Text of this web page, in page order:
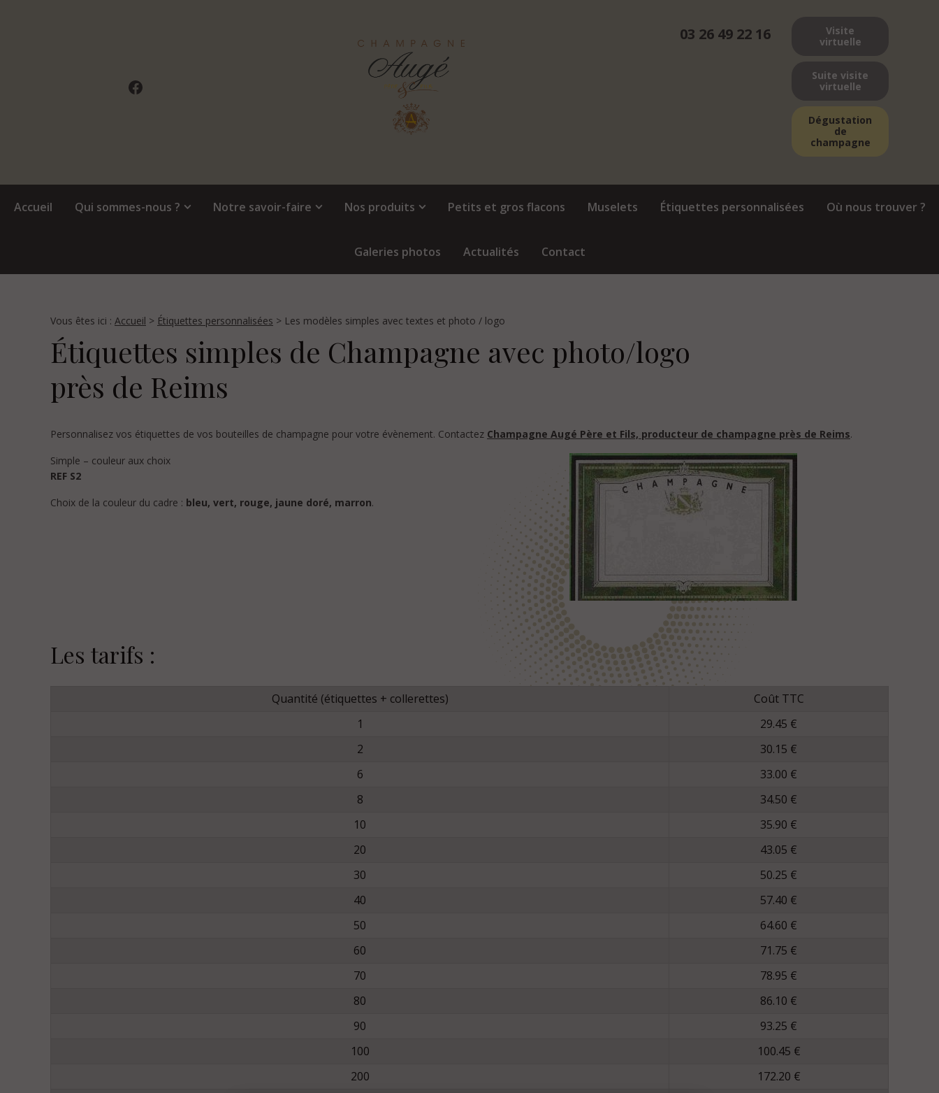
03 26 49 22 16
Visite
virtuelle
Suite visite
virtuelle
Dégustation
de
champagne
Accueil Qui sommes-nous ? Notre savoir-faire Nos produits Petits et gros flacons Muselets Étiquettes personnalisées Où nous trouver ?
Galeries photos Actualités Contact
Vous êtes ici : Accueil > Étiquettes personnalisées > Les modèles simples avec textes et photo / logo
Étiquettes simples de Champagne avec photo/logo
près de Reims
Personnalisez vos étiquettes de vos bouteilles de champagne pour votre évènement. Contactez Champagne Augé Père et Fils, producteur de champagne près de Reims.
Simple – couleur aux choix
REF S2
Choix de la couleur du cadre : bleu, vert, rouge, jaune doré, marron.
Les tarifs :
Quantité (étiquettes + collerettes)
Coût TTC
1
29.45 €
2
30.15 €
6
33.00 €
8
34.50 €
10
35.90 €
20
43.05 €
30
50.25 €
40
57.40 €
50
64.60 €
60
71.75 €
70
78.95 €
80
86.10 €
90
93.25 €
100
100.45 €
200
172.20 €